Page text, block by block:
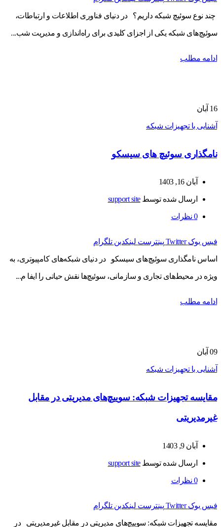
چند نوع سوئیچ شبکه داریم؟ در دنیای فناوری اطلاعات و ارتباطات،
سوئیچ‌های شبکه یکی از اجزای کلیدی برای راه‌اندازی و مدیریت شب...
ادامه مطلب
16 آبان
آشنایی با تجهیزات شبکه
نامگذاری سوئیچ های سیسکو
آبان 16, 1403
ارسال شده توسطsupport site
0 نظرات
فیس بوک Twitter پینترست لینکدین تلگرام
اساس نامگذاری سوئیچ‌های سیسکو در دنیای شبکه‌های کامپیوتری، به
ویژه در محیط‌های تجاری و سازمانی، سوئیچ‌ها نقش حیاتی را ایفا م...
ادامه مطلب
09 آبان
آشنایی با تجهیزات شبکه
مقایسه تجهیزات شبکه: سوییچ‌های مدیریتی در مقابل
غیرمدیریتی
آبان 9, 1403
ارسال شده توسطsupport site
0 نظرات
فیس بوک Twitter پینترست لینکدین تلگرام
مقایسه تجهیزات شبکه: سوییچ‌های مدیریتی در مقابل غیرمدیریتی در